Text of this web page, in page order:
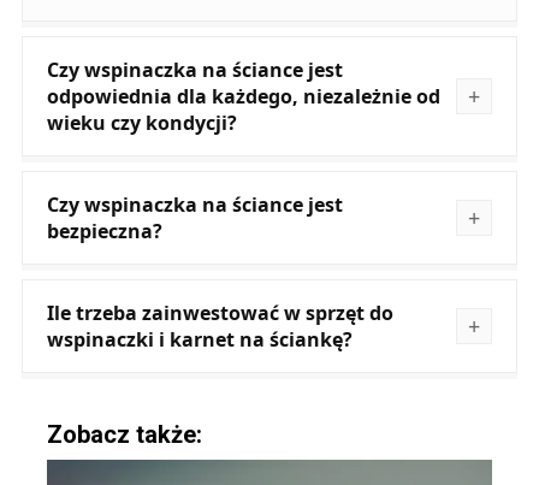
Czy wspinaczka na ściance jest
odpowiednia dla każdego, niezależnie od
wieku czy kondycji?
Czy wspinaczka na ściance jest
bezpieczna?
Ile trzeba zainwestować w sprzęt do
wspinaczki i karnet na ściankę?
Zobacz także: